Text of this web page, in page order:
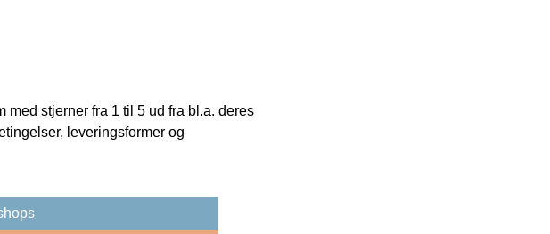
stjerner fra 1 til 5 ud fra bl.a. deres
leveringsformer og